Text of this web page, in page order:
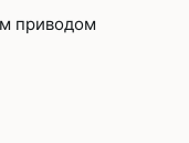
приводом